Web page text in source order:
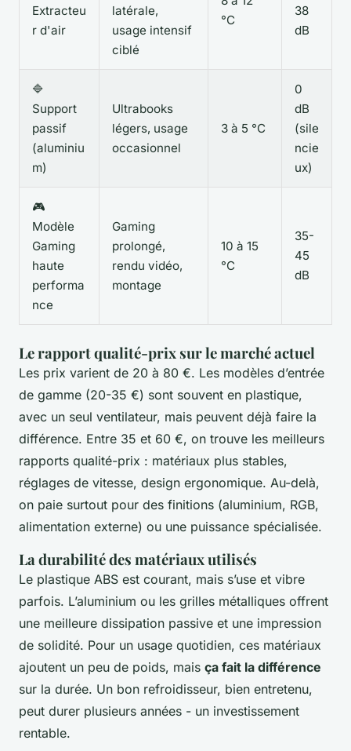
Extracteu
r d'air
latérale,
usage intensif
ciblé
°C
38
dB
🔷
Support
passif
(aluminiu
m)
Ultrabooks
légers, usage
occasionnel
3 à 5 °C
0
dB
(sile
ncie
ux)
🎮
Modèle
Gaming
haute
performa
nce
Gaming
prolongé,
rendu vidéo,
montage
10 à 15
°C
35-
45
dB
Le rapport qualité-prix sur le marché actuel
Les prix varient de 20 à 80 €. Les modèles d’entrée
de gamme (20-35 €) sont souvent en plastique,
avec un seul ventilateur, mais peuvent déjà faire la
différence. Entre 35 et 60 €, on trouve les meilleurs
rapports qualité-prix : matériaux plus stables,
réglages de vitesse, design ergonomique. Au-delà,
on paie surtout pour des finitions (aluminium, RGB,
alimentation externe) ou une puissance spécialisée.
La durabilité des matériaux utilisés
Le plastique ABS est courant, mais s’use et vibre
parfois. L’aluminium ou les grilles métalliques offrent
une meilleure dissipation passive et une impression
de solidité. Pour un usage quotidien, ces matériaux
ajoutent un peu de poids, mais ça fait la différence
sur la durée. Un bon refroidisseur, bien entretenu,
peut durer plusieurs années - un investissement
rentable.